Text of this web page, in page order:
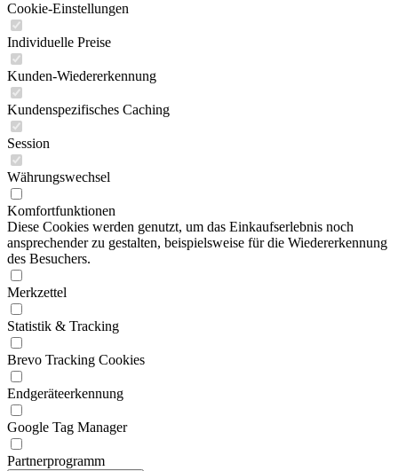
Cookie-Einstellungen
Individuelle Preise
Kunden-Wiedererkennung
Kundenspezifisches Caching
Session
Währungswechsel
Komfortfunktionen
Diese Cookies werden genutzt, um das Einkaufserlebnis noch
ansprechender zu gestalten, beispielsweise für die Wiedererkennung
des Besuchers.
Merkzettel
Statistik & Tracking
Brevo Tracking Cookies
Endgeräteerkennung
Google Tag Manager
Partnerprogramm